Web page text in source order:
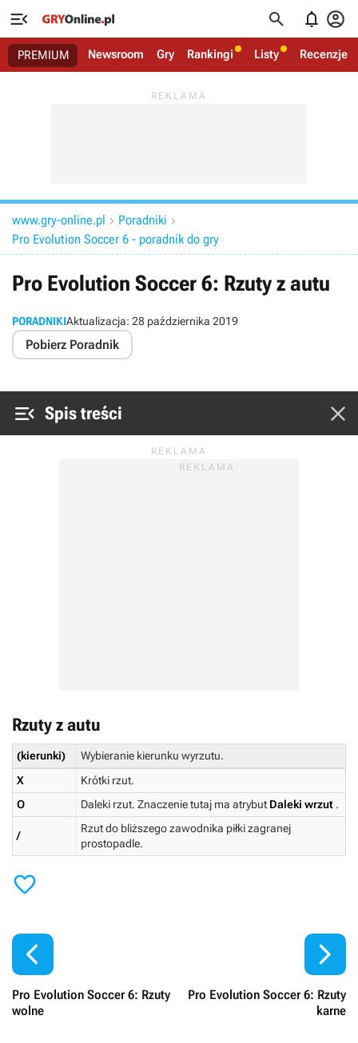
   
PREMIUM Newsroom Gry Rankingi Listy Recenzje
www.gry-online.pl  Poradniki 
Pro Evolution Soccer 6 - poradnik do gry
Pro Evolution Soccer 6: Rzuty z autu
PORADNIKIAktualizacja: 28 października 2019
Pobierz Poradnik
 Spis treści 
Rzuty z autu
(kierunki)
Wybieranie kierunku wyrzutu.
X
Krótki rzut.
O
Daleki rzut. Znaczenie tutaj ma atrybut Daleki wrzut .
/
Rzut do bliższego zawodnika piłki zagranej
prostopadle.


Pro Evolution Soccer 6: Rzuty
wolne
Pro Evolution Soccer 6: Rzuty
karne
